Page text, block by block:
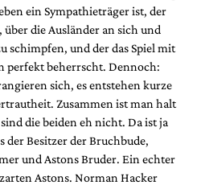
ein Sympathieträger ist, der
über die Ausländer an sich und
schimpfen, und der das Spiel mit
perfekt beherrscht. Dennoch:
sich, es entstehen kurze
Zusammen ist man halt
die beiden eh nicht. Da ist ja
der Besitzer der Bruchbude,
und Astons Bruder. Ein echter
Astons. Norman Hacker